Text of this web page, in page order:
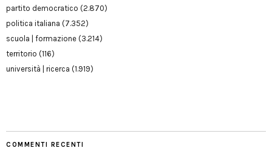
partito democratico (2.870)
politica italiana (7.352)
scuola | formazione (3.214)
territorio (116)
università | ricerca (1.919)
COMMENTI RECENTI